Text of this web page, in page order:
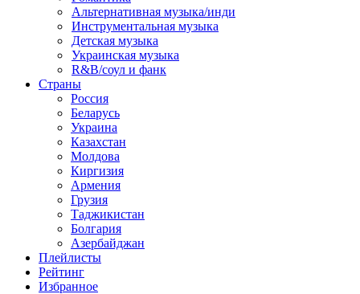
Альтернативная музыка/инди
Инструментальная музыка
Детская музыка
Украинская музыка
R&B/cоул и фанк
Страны
Россия
Беларусь
Украина
Казахстан
Молдова
Киргизия
Армения
Грузия
Таджикистан
Болгария
Азербайджан
Плейлисты
Рейтинг
Избранное